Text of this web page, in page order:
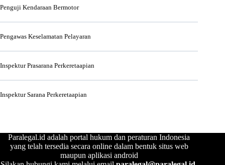
Penguji Kendaraan Bermotor
Pengawas Keselamatan Pelayaran
Inspektur Prasarana Perkeretaapian
Inspektur Sarana Perkeretaapian
Paralegal.id adalah portal hukum dan peraturan Indonesia
yang telah tersedia secara online dalam bentuk situs web
maupun aplikasi android